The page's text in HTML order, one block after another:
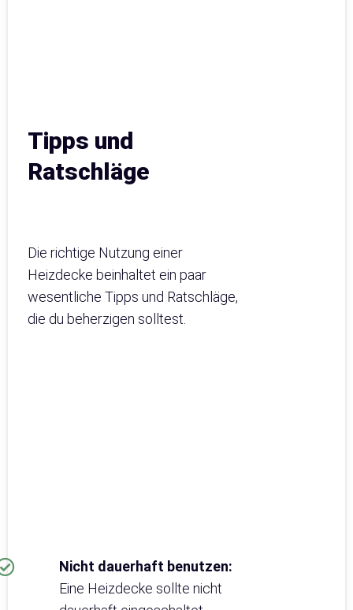
Tipps und
Ratschläge
Die richtige Nutzung einer
Heizdecke beinhaltet ein paar
wesentliche Tipps und Ratschläge,
die du beherzigen solltest.
Nicht dauerhaft benutzen:
Eine Heizdecke sollte nicht